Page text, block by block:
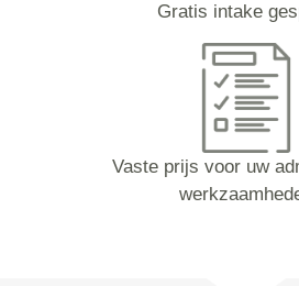
Gratis intake
Vaste prijs voor uw